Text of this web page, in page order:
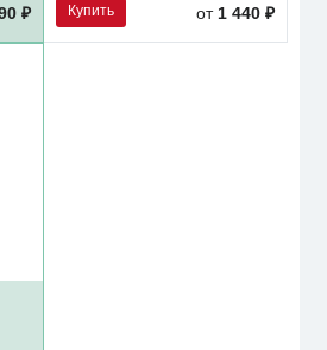
₽ Купить от1 440 ₽